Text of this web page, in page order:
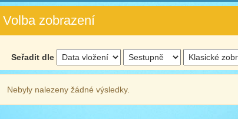
Volba zobrazení
Seřadit dle
Nebyly nalezeny žádné výsledky.